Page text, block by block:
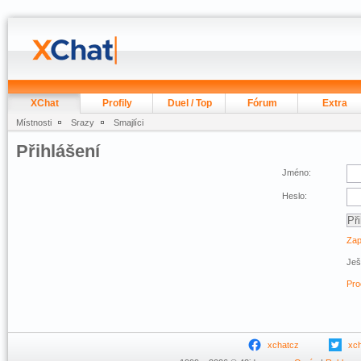
XChat Profily Duel / Top Fórum Extra
Místnosti Srazy Smajlíci
Přihlášení
Jméno:
Heslo:
xchatcz